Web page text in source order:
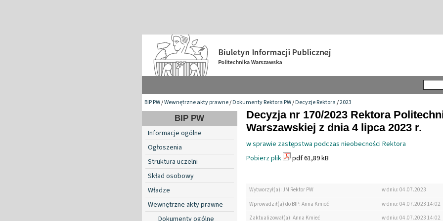
BIP PW/Wewnętrzne akty prawne/Dokumenty Rektora PW/Decyzje Rektora/2023
BIP PW
Informacje ogólne
Ogłoszenia
Struktura uczelni
Skład osobowy
Władze
Wewnętrzne akty prawne
Dokumenty ogólne
Decyzja nr 170/2023 Rektora
Warszawskiej z dnia 4 lipca 2023 r.
w sprawie zastępstwa podczas nieobecności Rektora
Pobierz plik
pdf 61,89 kB
Wytworzył(a): JM Rektor PW
w dniu: 04.07.2023
Wprowadził(a) do BIP: Anna Kmieć
w dniu: 04.07.2023 14:02
Zaktualizował(a): Anna Kmieć
w dniu: 04.07.2023 14:02